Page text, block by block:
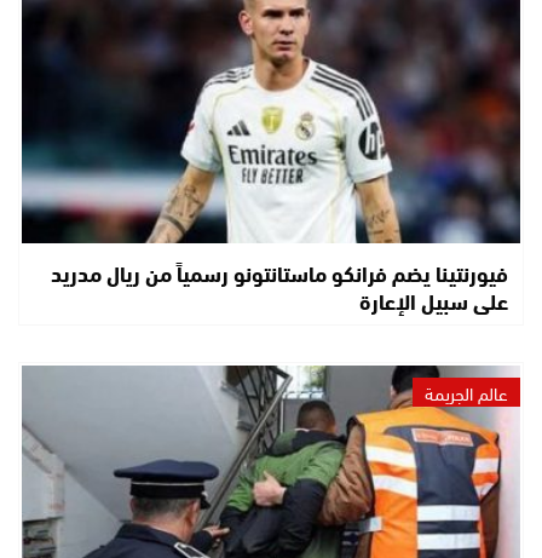
فيورنتينا يضم فرانكو ماستانتونو رسمياً من ريال مدريد
على سبيل الإعارة
عالم الجريمة